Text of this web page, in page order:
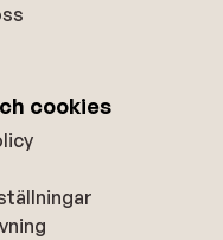
cookies